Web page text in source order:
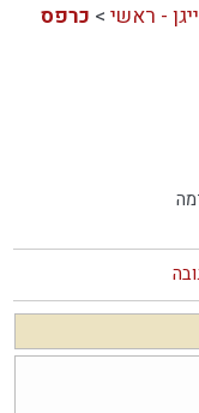
- ראשי > כרפס